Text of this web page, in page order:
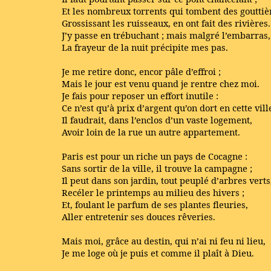
Et les nombreux torrents qui tombent des
Grossissant les ruisseaux, en ont fait des rivières.
J’y passe en trébuchant ; mais malgré l’embarras,
La frayeur de la nuit précipite mes pas.
Je me retire donc, encor pâle d’effroi ;
Mais le jour est venu quand je rentre chez moi.
Je fais pour reposer un effort inutile :
Ce n’est qu’à prix d’argent qu’on dort en cette
Il faudrait, dans l’enclos d’un vaste logement,
Avoir loin de la rue un autre appartement.
Paris est pour un riche un pays de Cocagne :
Sans sortir de la ville, il trouve la campagne ;
Il peut dans son jardin, tout peuplé d’arbres
Recéler le printemps au milieu des hivers ;
Et, foulant le parfum de ses plantes fleuries,
Aller entretenir ses douces rêveries.
Mais moi, grâce au destin, qui n’ai ni feu ni lieu,
Je me loge où je puis et comme il plaît à Dieu.